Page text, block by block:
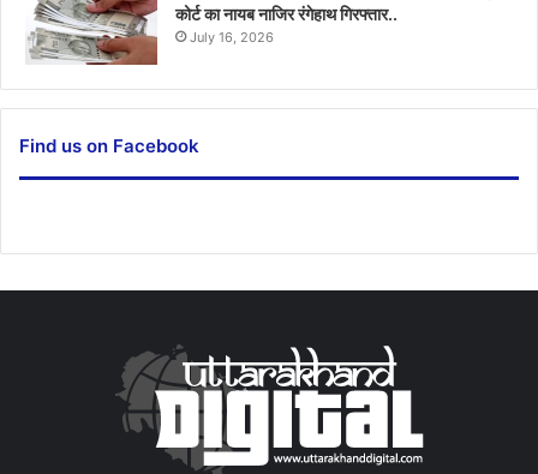
कोर्ट का नायब नाजिर रंगेहाथ गिरफ्तार..
July 16, 2026
Find us on Facebook